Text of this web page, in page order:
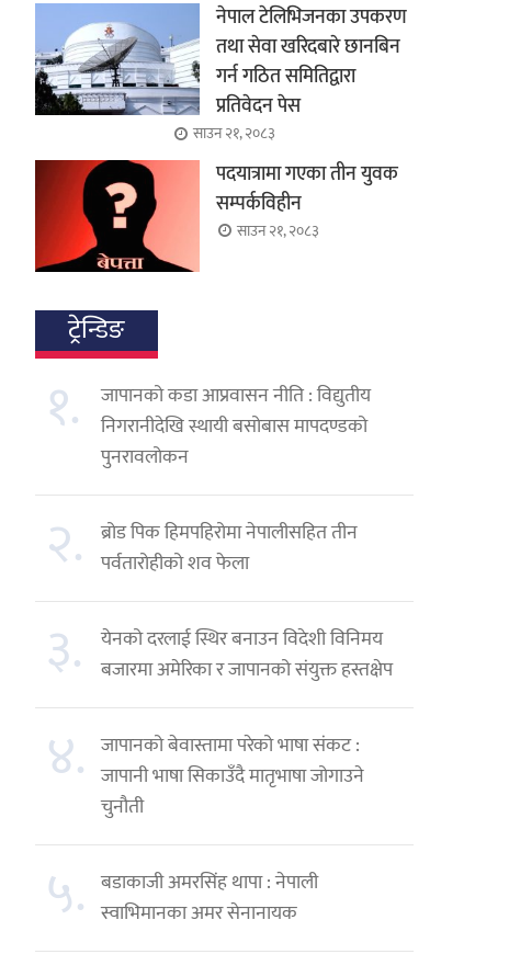
नेपाल टेलिभिजनका उपकरण
तथा सेवा खरिदबारे छानबिन
गर्न गठित समितिद्वारा
प्रतिवेदन पेस
साउन २१, २०८३
पदयात्रामा गएका तीन युवक
सम्पर्कविहीन
साउन २१, २०८३
ट्रेन्डिङ
१.
जापानको कडा आप्रवासन नीति : विद्युतीय
निगरानीदेखि स्थायी बसोबास मापदण्डको
पुनरावलोकन
२.
ब्रोड पिक हिमपहिरोमा नेपालीसहित तीन
पर्वतारोहीको शव फेला
३.
येनको दरलाई स्थिर बनाउन विदेशी विनिमय
बजारमा अमेरिका र जापानको संयुक्त हस्तक्षेप
४. जापानको बेवास्तामा परेको भाषा संकट :
जापानी भाषा सिकाउँदै मातृभाषा जोगाउने
चुनौती
५. बडाकाजी अमरसिंह थापा : नेपाली
स्वाभिमानका अमर सेनानायक